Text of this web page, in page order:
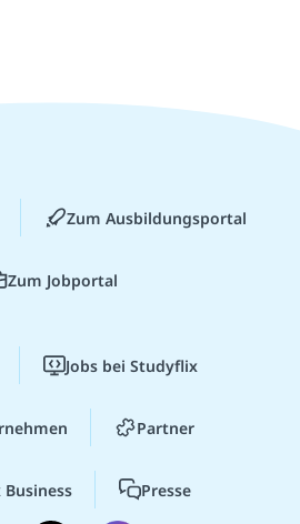
Zum Ausbildungsportal
Zum Jobportal
Jobs bei Studyflix
Partner
Presse